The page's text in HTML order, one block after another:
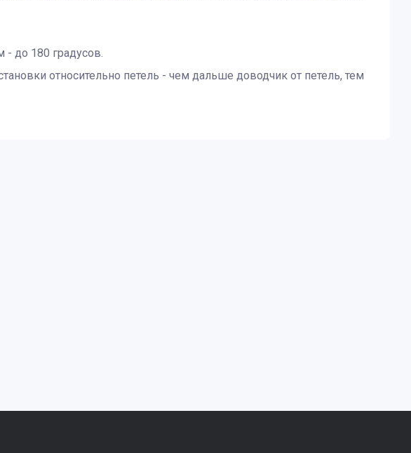
до 180 градусов.
относительно петель - чем дальше доводчик от петель, тем